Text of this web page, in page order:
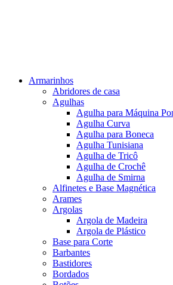
Armarinhos
Abridores de casa
Agulhas
Agulha para Máquina
Agulha Curva
Agulha para Boneca
Agulha Tunisiana
Agulha de Tricô
Agulha de Crochê
Agulha de Smirna
Alfinetes e Base Magnética
Arames
Argolas
Argola de Madeira
Argola de Plástico
Base para Corte
Barbantes
Bastidores
Bordados